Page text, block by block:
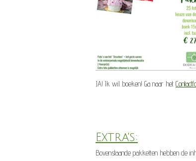
JA! Ik wil boeken! Ga naar het
Extra's:
Bovenstaande pakketten hebben de